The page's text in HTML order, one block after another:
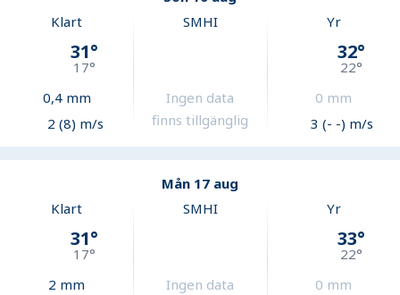
Klart
31°
17°
0,4mm
2 (8) m/s
SMHI
Ingen data
finns tillgänglig
Yr
32°
22°
0 mm
3 (- -) m/s
Mån 17 aug
Klart
31°
17°
2 mm
SMHI
Ingen data
Yr
33°
22°
0 mm